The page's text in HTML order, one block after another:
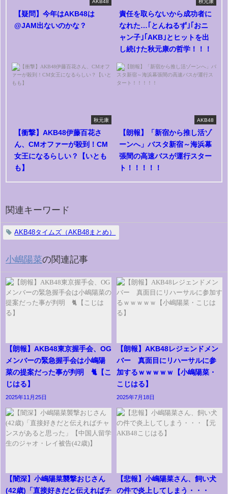
AKB48
【疑問】今年はAKB48は
@JAM出ないのかな？
秋元康
責任を取らないから成功者に
なれた…｢とんねるず｣｢おニ
ャン子｣｢AKB｣とヒットを出
し続けた秋元康の哲学！！！
秋元康
【衝撃】AKB48伊藤百花さ
ん、CMオファーが殺到！CM
女王になるらしい？【いとも
も】
AKB48
【朗報】「新宿から推し活ゾ
ーンへ」バスタ新宿～海浜幕
張間の高速バスが運行スター
ト！！！！！
関連キーワード
AKB48タイムズ（AKB48まとめ）
小嶋陽菜の関連記事
【朗報】AKB48東京握手会、OG
メンバーの緊急握手会は小嶋陽
菜の提案だった事が判明 🐈【こ
じはる】
2025年11月25日
【朗報】AKB48レジェンドメン
バー 真面目にリハーサルに参
加するｗｗｗｗｗ【小嶋陽菜・
こじはる】
2025年7月18日
【闇深】小嶋陽菜襲撃おじさん
(42歳)「直接好きだと伝えればチ
【悲報】小嶋陽菜さん、飼い犬
の件で炎上してしまう・・・